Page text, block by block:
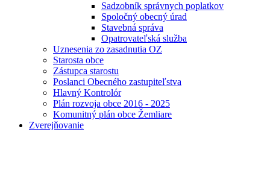
Sadzobník správnych poplatkov
Spoločný obecný úrad
Stavebná správa
Opatrovateľská služba
Uznesenia zo zasadnutia OZ
Starosta obce
Zástupca starostu
Poslanci Obecného zastupiteľstva
Hlavný Kontrolór
Plán rozvoja obce 2016 - 2025
Komunitný plán obce Žemliare
Zverejňovanie